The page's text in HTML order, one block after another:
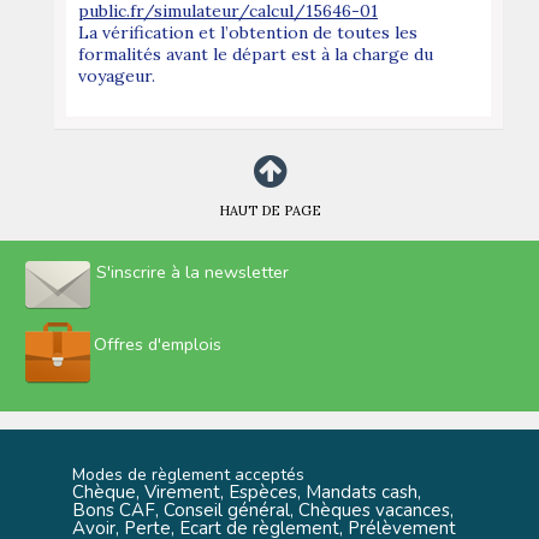
public.fr/simulateur/calcul/15646-01
La vérification et l’obtention de toutes les
formalités avant le départ est à la charge du
voyageur.
HAUT DE PAGE
S'inscrire à la newsletter
Offres d'emplois
Modes de règlement acceptés
Chèque, Virement, Espèces, Mandats cash,
Bons CAF, Conseil général, Chèques vacances,
Avoir, Perte, Ecart de règlement, Prélèvement